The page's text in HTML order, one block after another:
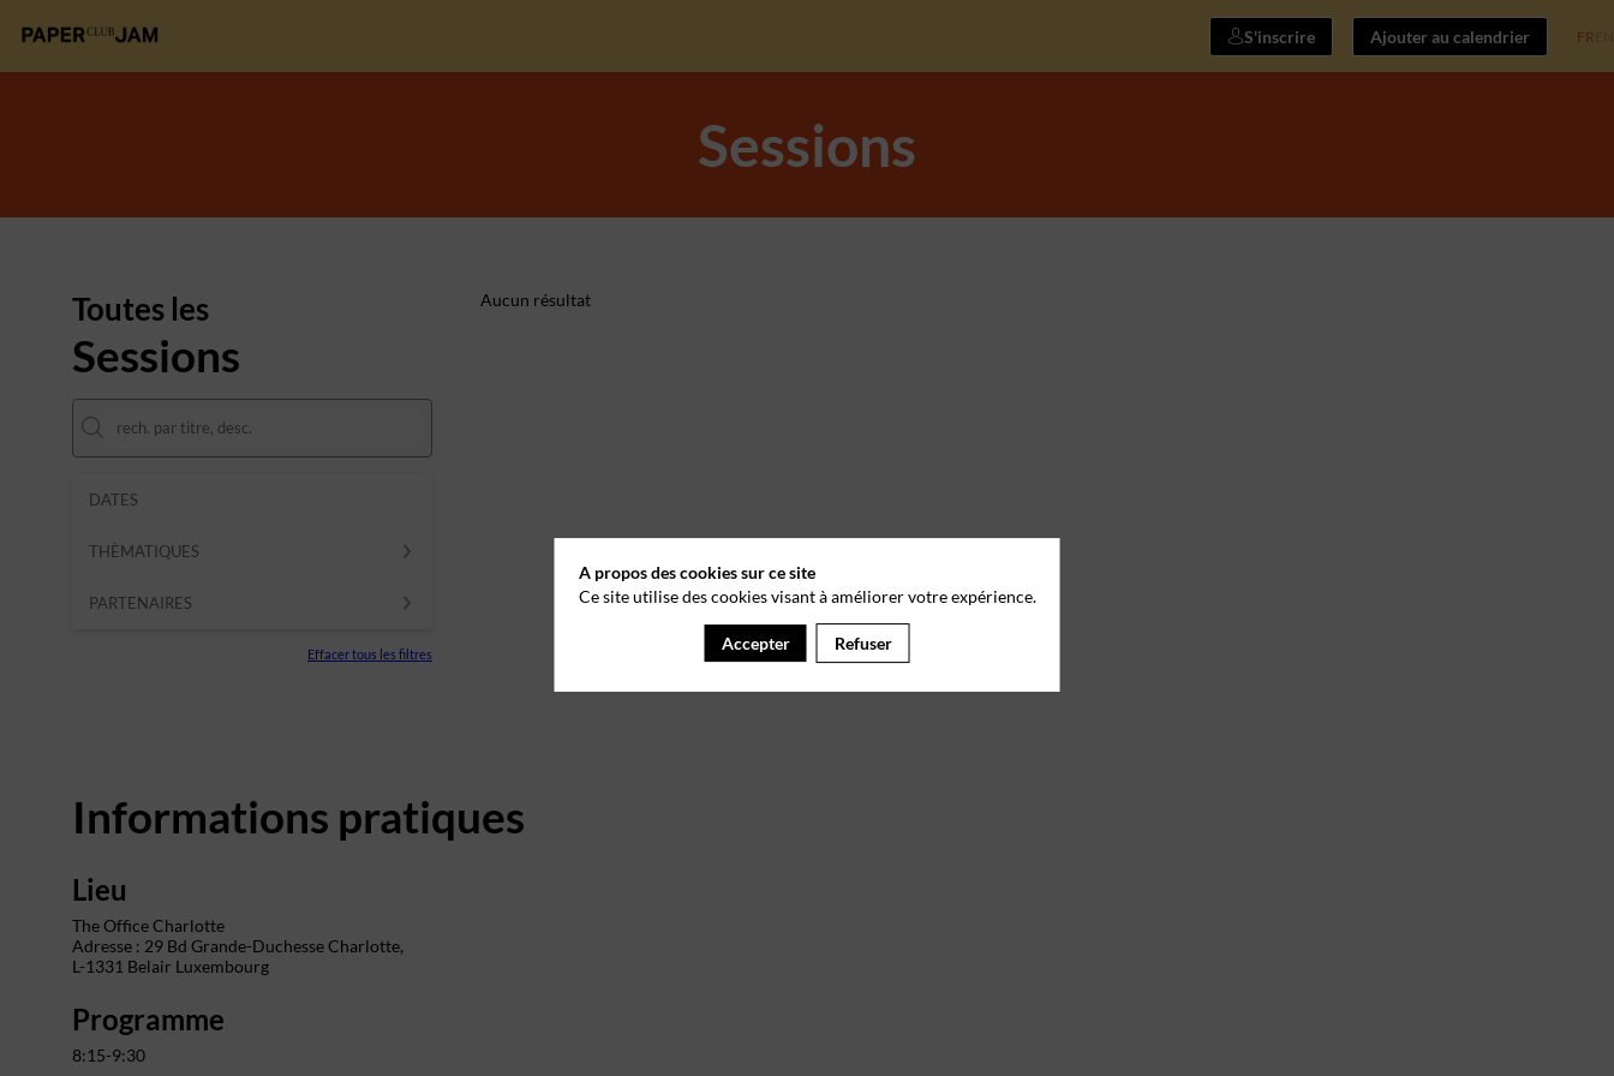
S'inscrire Ajouter au calendrier FR
Sessions
Toutes les
Sessions
DATES
THÈMATIQUES
PARTENAIRES
Effacer tous les filtres
Aucun résultat
Informations pratiques
Lieu
The Office Charlotte
Adresse : 29 Bd Grande-Duchesse Charlotte,
L-1331 Belair Luxembourg
Programme
8:15-9:30
A propos des cookies sur ce site
Ce site utilise des cookies visant à améliorer votre expérience.
Accepter Refuser